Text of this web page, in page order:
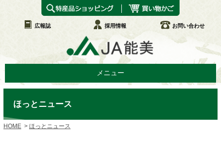
広報誌 採用情報 お問い合わせ
メニュー
ほっとニュース
HOME ほっとニュース